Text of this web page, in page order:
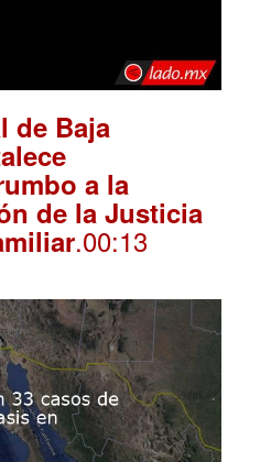
de Baja
a la
de la Justicia
.00:13